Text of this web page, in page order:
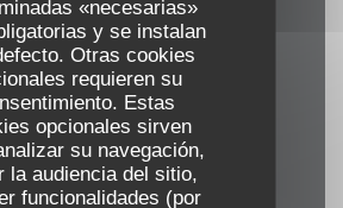
«necesarias»
y se instalan
Otras cookies
requieren su
Estas
opcionales sirven
su navegación,
la audiencia del sitio,
funcionalidades (por
Servicios
Fin de Semana Privado, Aire
Degustación de comida y vino,
de Obras de Arte
de pago